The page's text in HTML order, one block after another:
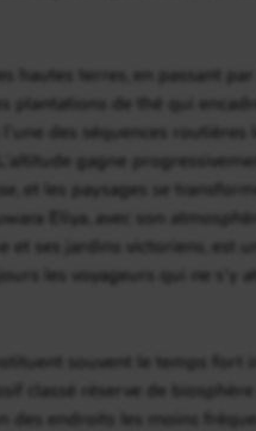
hautes terres, en passant par
plantations de thé qui
des séquences routières
gagne
et les paysages se
Eliya, avec son
et ses jardins victoriens, est
les voyageurs qui ne s’y
souvent le temps fort
classé réserve de biosphère
des endroits les moins